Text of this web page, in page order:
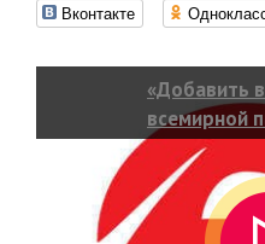
Вконтакте
«Добавить
всемирной